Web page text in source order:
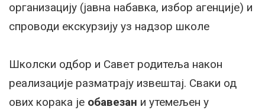
организацију (јавна набавка, избор агенције) и
спроводи екскурзију уз надзор школе
Школски одбор и Савет родитеља након
реализације разматрају извештај. Сваки од
ових корака је обавезан и утемељен у